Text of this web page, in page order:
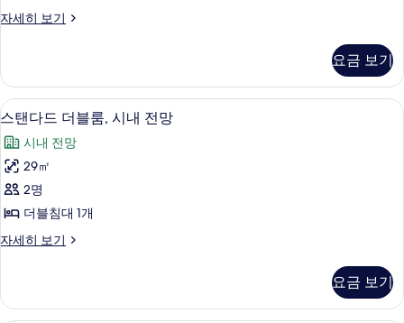
사
모
두
보
기
자세히 보기
스
트
윈
룸
세
히
보
기
요금 보기
스
탠
다
드
더
룸,
내
7
스탠다드 더블룸, 시내 전망
시내 전망
29㎡
2명
더블침대 1개
자세히 보기
스
더
요금 보기